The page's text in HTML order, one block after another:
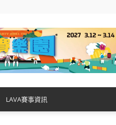
LAVA賽事資訊